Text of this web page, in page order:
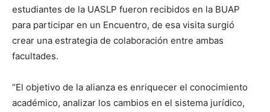
estudiantes de la UASLP fueron recibidos en la BUAP
para participar en un Encuentro, de esa visita surgió
crear una estrategia de colaboración entre ambas
facultades.
“El objetivo de la alianza es enriquecer el conocimiento
académico, analizar los cambios en el sistema jurídico,